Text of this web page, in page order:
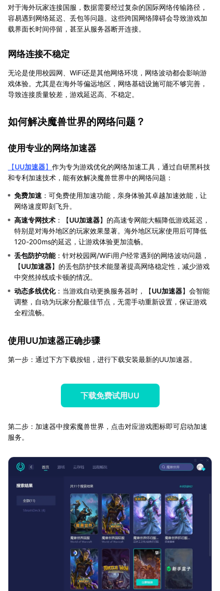
对于海外玩家连接国服，数据需要经过复杂的国际网络传输路径，
容易遇到网络延迟、丢包等问题。这些跨国网络障碍会导致游戏加
载界面长时间停留，甚至从服务器断开连接。
网络连接不稳定
无论是使用校园网、WiFi还是其他网络环境，网络波动都会影响游
戏体验。尤其是在海外等偏远地区，网络基础设施可能不够完善，
导致连接质量较差，游戏延迟高、不稳定。
如何解决魔兽世界的网络问题？
使用专业的网络加速器
【UU加速器】 作为专为游戏优化的网络加速工具，通过自研黑科技
和专利加速技术，能有效解决魔兽世界中的网络问题：
免费加速 ：可免费使用加速功能，亲身体验其卓越加速效能，让
网络速度即刻飞升。
高速专网技术 ：【UU加速器】的高速专网能大幅降低游戏延迟，
特别是对海外地区的玩家效果显著。海外地区玩家使用后可降低
120-200ms的延迟，让游戏体验更加流畅。
丢包防护功能：针对校园网/WiFi用户经常遇到的网络波动问题，
【UU加速器】的丢包防护技术能显著提高网络稳定性，减少游戏
中突然掉线或卡顿的情况。
动态多线优化：当游戏自动更换服务器时，【UU加速器】会智能
调整，自动为玩家分配最佳节点，无需手动重新设置，保证游戏
全程流畅。
使用UU加速器正确步骤
第一步：通过下方下载按钮，进行下载安装最新的UU加速器。
下载免费试用UU
第二步：加速器中搜索魔兽世界，点击对应游戏图标即可启动加速
服务。